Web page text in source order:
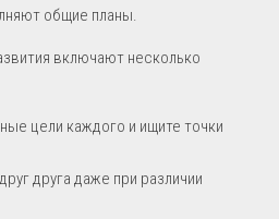
общие планы.
включают несколько
цели каждого и ищите точки
друга даже при различии